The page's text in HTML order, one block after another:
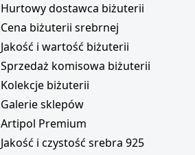
Hurtowy dostawca biżuterii
Cena biżuterii srebrnej
Jakość i wartość biżuterii
Sprzedaż komisowa biżuterii
Kolekcje biżuterii
Galerie sklepów
Artipol Premium
Jakość i czystość srebra 925